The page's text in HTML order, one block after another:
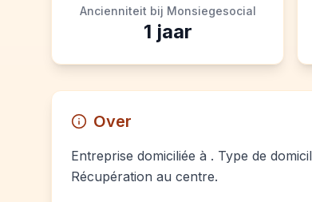
Ancienniteit bij Monsiegesocial
1 jaar
Over
Entreprise domiciliée à . Type de
Récupération au centre.